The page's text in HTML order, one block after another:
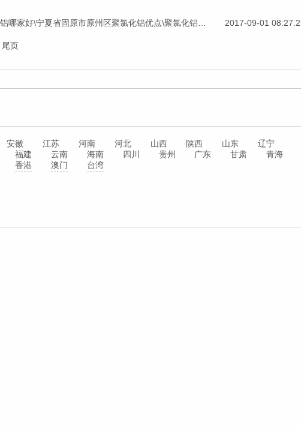
2017-09-01
尾页
安徽 江苏 河南 河北 山西 陕西 山东
辽宁
福建 云南 海南 四川 贵州 广东 甘肃
青海
香港 澳门 台湾